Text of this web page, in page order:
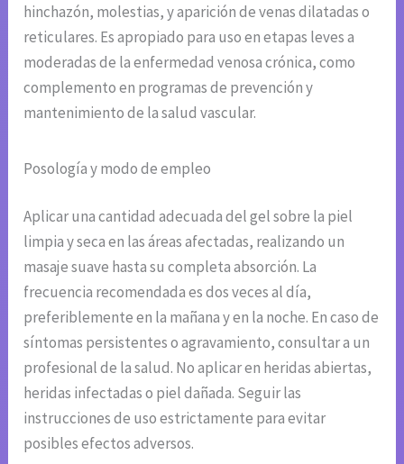
hinchazón, molestias, y aparición de venas dilatadas o
reticulares. Es apropiado para uso en etapas leves a
moderadas de la enfermedad venosa crónica, como
complemento en programas de prevención y
mantenimiento de la salud vascular.
Posología y modo de empleo
Aplicar una cantidad adecuada del gel sobre la piel
limpia y seca en las áreas afectadas, realizando un
masaje suave hasta su completa absorción. La
frecuencia recomendada es dos veces al día,
preferiblemente en la mañana y en la noche. En caso de
síntomas persistentes o agravamiento, consultar a un
profesional de la salud. No aplicar en heridas abiertas,
heridas infectadas o piel dañada. Seguir las
instrucciones de uso estrictamente para evitar
posibles efectos adversos.